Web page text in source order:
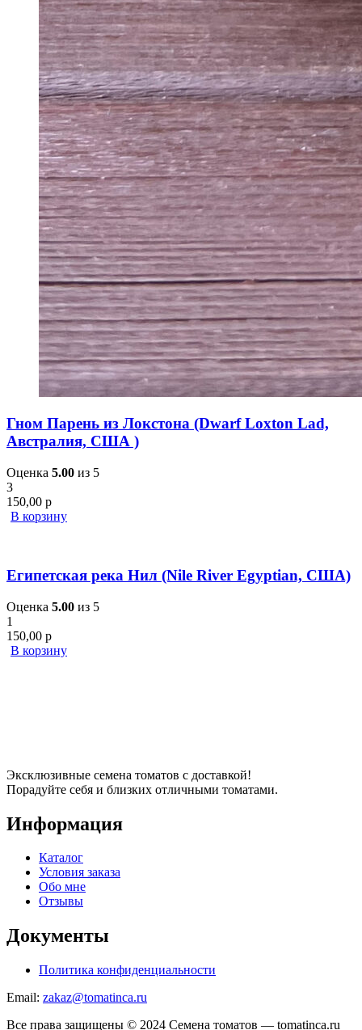
Гном Парень из Локстона (Dwarf Loxton Lad,
Австралия, США )
Оценка 5.00 из 5
3
150,00 р
В корзину
Египетская река Нил (Nile River Egyptian, США)
Оценка 5.00 из 5
1
150,00 р
В корзину
Эксклюзивные семена томатов с доставкой!
Порадуйте себя и близких отличными томатами.
Информация
Каталог
Условия заказа
Обо мне
Отзывы
Документы
Политика конфиденциальности
Email: zakaz@tomatinca.ru
Все права защищены © 2024 Семена томатов — tomatinca.ru